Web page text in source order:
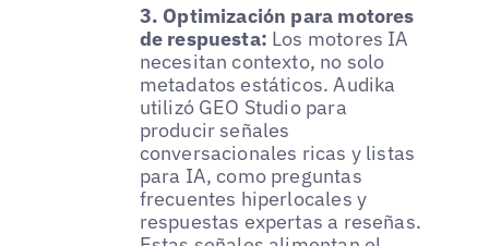
3. Optimización para motores
de respuesta: Los motores IA
necesitan contexto, no solo
metadatos estáticos. Audika
utilizó GEO Studio para
producir señales
conversacionales ricas y listas
para IA, como preguntas
frecuentes hiperlocales y
respuestas expertas a reseñas.